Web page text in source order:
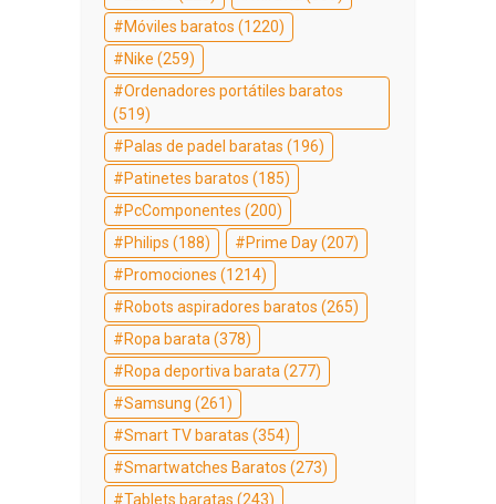
Móviles baratos (1220)
Nike (259)
Ordenadores portátiles baratos
(519)
Palas de padel baratas (196)
Patinetes baratos (185)
PcComponentes (200)
Philips (188) Prime Day(207)
Promociones (1214)
Robots aspiradores baratos (265)
Ropa barata (378)
Ropa deportiva barata (277)
Samsung (261)
Smart TV baratas (354)
Smartwatches Baratos (273)
Tablets baratas (243)